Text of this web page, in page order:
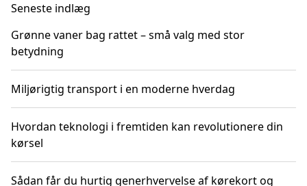
Seneste indlæg
Grønne vaner bag rattet – små valg med stor
betydning
Miljørigtig transport i en moderne hverdag
Hvordan teknologi i fremtiden kan revolutionere din
kørsel
Sådan får du hurtig generhvervelse af kørekort og